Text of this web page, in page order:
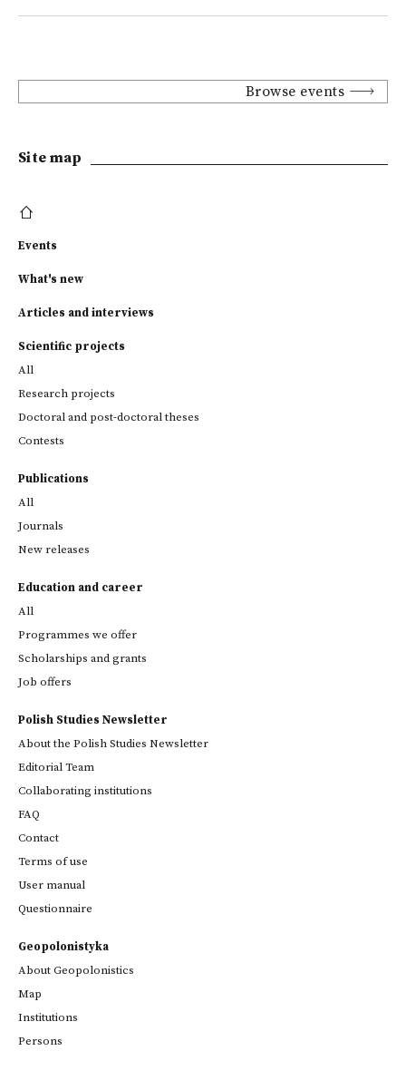
Browse events
Site map
Events
What's new
Articles and interviews
Scientific projects
All
Research projects
Doctoral and post-doctoral theses
Contests
Publications
All
Journals
New releases
Education and career
All
Programmes we offer
Scholarships and grants
Job offers
Polish Studies Newsletter
About the Polish Studies Newsletter
Editorial Team
Collaborating institutions
FAQ
Contact
Terms of use
User manual
Questionnaire
Geopolonistyka
About Geopolonistics
Map
Institutions
Persons